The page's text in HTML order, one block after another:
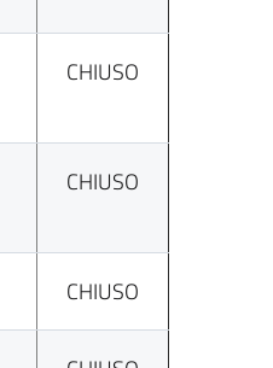
CHIUSO
CHIUSO
CHIUSO